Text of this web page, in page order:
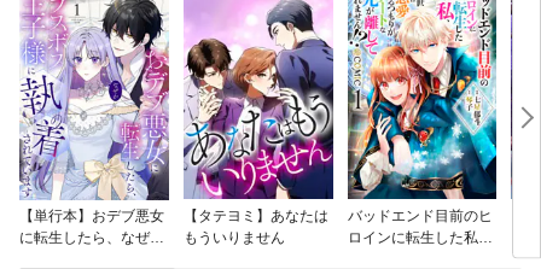
【単行本】おデブ悪女
に転生したら、なぜか
【タテヨミ】あなたは
もういりません
バッドエンド目前のヒ
ロインに転生した私、